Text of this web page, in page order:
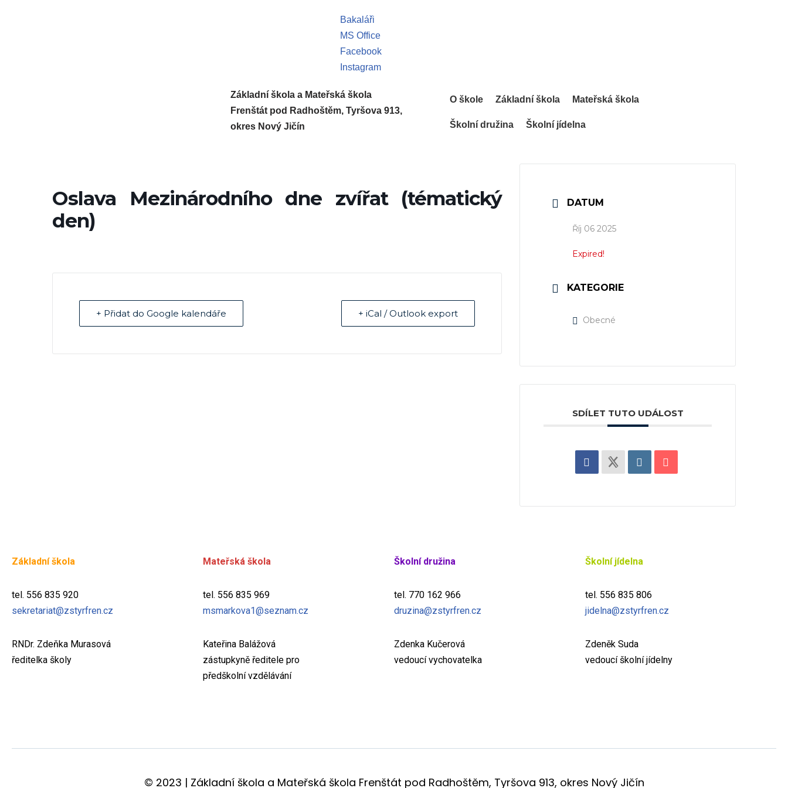
Bakaláři
MS Office
Facebook
Instagram
Základní škola a Mateřská škola
Frenštát pod Radhoštěm, Tyršova 913,
okres Nový Jičín
O škole Základní škola Mateřská škola
Školní družina Školní jídelna
Oslava Mezinárodního dne zvířat (tématický
den)
+ Přidat do Google kalendáře + iCal / Outlook export
DATUM
Říj 06 2025
Expired!
KATEGORIE
Obecné
SDÍLET TUTO UDÁLOST
Základní škola
tel. 556 835 920
sekretariat@zstyrfren.cz
RNDr. Zdeňka Murasová
ředitelka školy
Mateřská škola
tel. 556 835 969
msmarkova1@seznam.cz
Kateřina Balážová
zástupkyně ředitele pro
předškolní vzdělávání
Školní družina
tel. 770 162 966
druzina@zstyrfren.cz
Zdenka Kučerová
vedoucí vychovatelka
Školní jídelna
tel. 556 835 806
jidelna@zstyrfren.cz
Zdeněk Suda
vedoucí školní jídelny
© 2023 | Základní škola a Mateřská škola Frenštát pod Radhoštěm, Tyršova 913, okres Nový Jičín